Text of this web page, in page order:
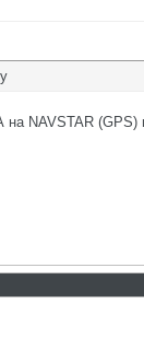
на NAVSTAR